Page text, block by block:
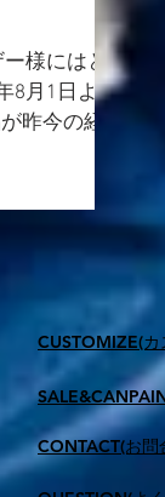
ー様にはと
8月1日より
昨今の経
CUSTOMIZE(
CONTACT(お問